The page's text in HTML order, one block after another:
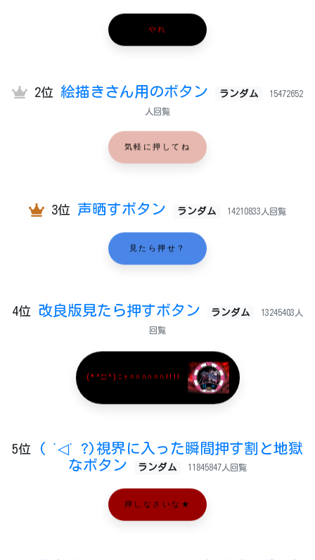
やれ
2位 絵描きさん用のボタン ランダム 15472652
人回覧
気軽に押してね
3位 声晒すボタン ランダム 14210833人回覧
見たら押せ？
4位 改良版見たら押すボタン ランダム 13245403人
回覧
(*^□^)ﾆｬﾊﾊﾊﾊﾊﾊ!!!!
5位
( ˙◁˙ ?)視界に入った瞬間押す割と地獄
なボタン
ランダム 11845847人回覧
押しなさいな★